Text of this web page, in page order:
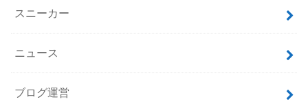
スニーカー
ニュース
ブログ運営